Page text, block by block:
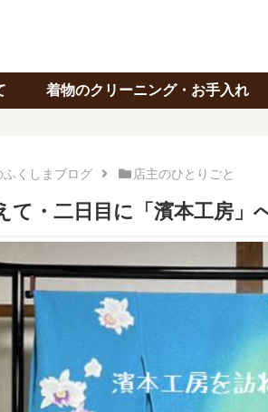
着物のクリーニング・お手入れ
ふくしまブログ 店主のひとりごと
て・二日目に「濱本工房」